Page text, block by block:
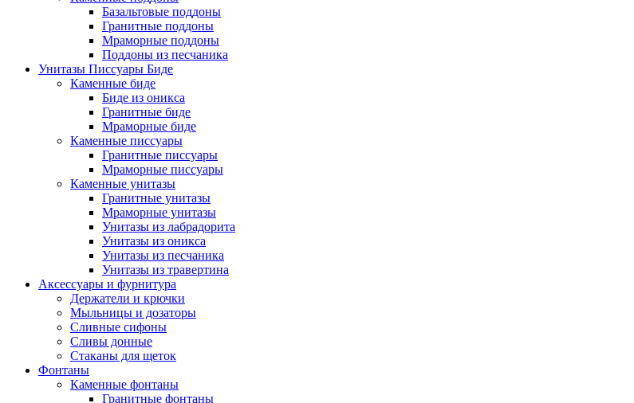
Базальтовые поддоны
Гранитные поддоны
Мраморные поддоны
Поддоны из песчаника
Унитазы Писсуары Биде
Каменные биде
Биде из оникса
Гранитные биде
Мраморные биде
Каменные писсуары
Гранитные писсуары
Мраморные писсуары
Каменные унитазы
Гранитные унитазы
Мраморные унитазы
Унитазы из лабрадорита
Унитазы из оникса
Унитазы из песчаника
Унитазы из травертина
Аксессуары и фурнитура
Держатели и крючки
Мыльницы и дозаторы
Сливные сифоны
Сливы донные
Стаканы для щеток
Фонтаны
Каменные фонтаны
Гранитные фонтаны